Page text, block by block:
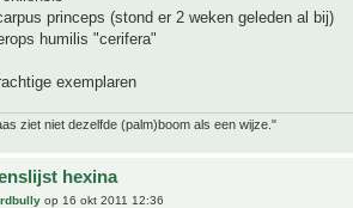
princeps (stond er 2 weken geleden al bij)
humilis "cerifera"
exemplaren
ziet niet dezelfde (palm)boom als een wijze."
hexina
op 16 okt 2011 12:36